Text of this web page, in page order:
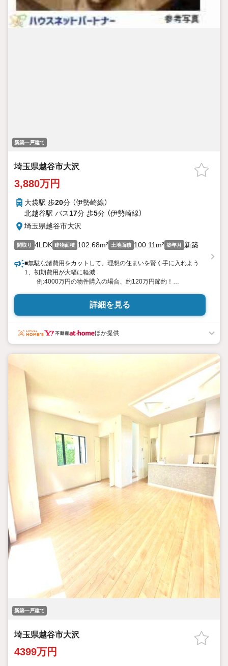
新築一戸建て
埼玉県越谷市大沢
3,880万円
大袋駅 歩20分 （伊勢崎線）
北越谷駅 バス17分 歩5分 （伊勢崎線）
埼玉県越谷市大沢
間取り 4LDK 建物面積 102.68m² 土地面積 100.11m² 築年月 新築
■無駄な諸費用をカットして、理想の住まいを賢く手に入れよう
1、初期費用が大幅に軽減
例:4000万円の物件購入の場合、約120万円節約！
業界トップ水準の割引金利が利用可能。勤続1年未満の方もご安
3、新築戸建情報が豊富。
専門店だから情報が集まります。
4、「値引き」交渉が得意。
5、川口店、大宮店、越谷店等お近くの店舗をご利用ください。
■中国語対応可！
■その他、様々なサービスで「おもてなし」
・専属のファイナンシャルプランナーが無料でサポート。
将来の不安や住宅ローン借り換え相談等、購入後のご相談も無
料でお受けします。
・無料でご自宅や最寄り駅まで送迎します。
・お子様も嬉しい、キッズスペース完備。
・お車の無料提携駐車場がございます。
■詳細は弊社HP「ハウスネットパートナー」を検索
詳細を見る
ほか提供
新築一戸建て
埼玉県越谷市大沢
4399万円